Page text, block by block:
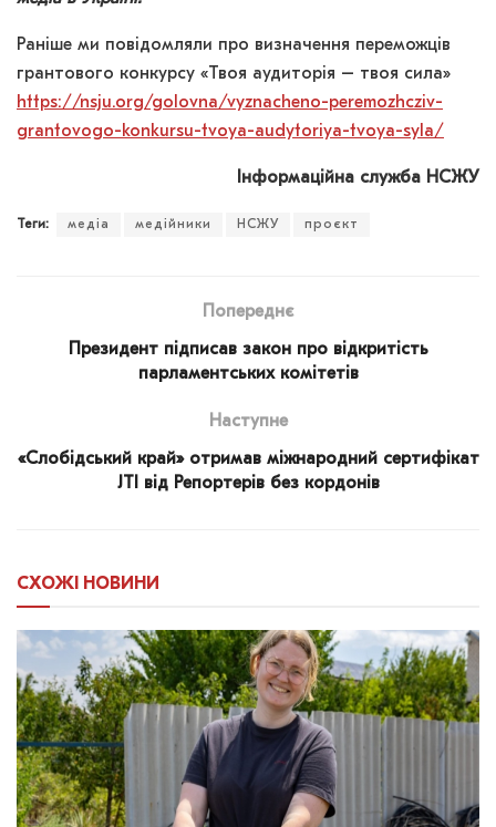
Раніше ми повідомляли про визначення переможців
грантового конкурсу «Твоя аудиторія – твоя сила»
https://nsju.org/golovna/vyznacheno-peremozhcziv-
grantovogo-konkursu-tvoya-audytoriya-tvoya-syla/
Інформаційна служба НСЖУ
Теги: медіа медійники НСЖУ проєкт
Попереднє
Президент підписав закон про відкритість
парламентських комітетів
Наступне
«Слобідський край» отримав міжнародний сертифікат
JTI від Репортерів без кордонів
СХОЖІ НОВИНИ